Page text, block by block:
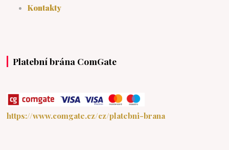
Kontakty
Platební brána ComGate
https://www.comgate.cz/cz/platebni-brana